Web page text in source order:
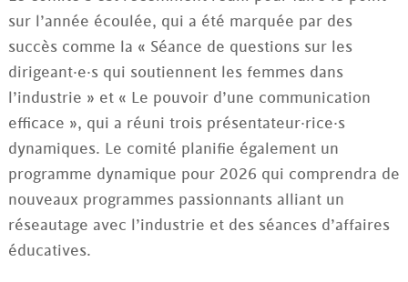
sur l’année écoulée, qui a été marquée par des
succès comme la « Séance de questions sur les
dirigeant·e·s qui soutiennent les femmes dans
l’industrie » et « Le pouvoir d’une communication
efficace », qui a réuni trois présentateur·rice·s
dynamiques. Le comité planifie également un
programme dynamique pour 2026 qui comprendra de
nouveaux programmes passionnants alliant un
réseautage avec l’industrie et des séances d’affaires
éducatives.